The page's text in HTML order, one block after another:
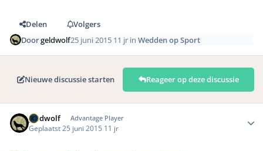
Delen
Volgers
Doorgeldwolf25 juni 2015 11 jr inWedden op Sport
Nieuwe discussie starten Reageer op deze discussie
geldwolf Advantage Player
Geplaatst 25 juni 2015 11 jr